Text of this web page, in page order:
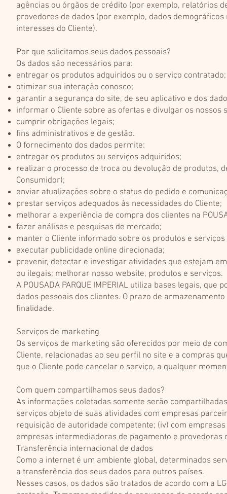
agências ou órgãos de crédito (por exemplo, relatórios
provedores de dados (por exemplo, dados
interesses do Cliente).
Por que solicitamos seus dados pessoais?
Os dados são necessários para:
entregar os produtos adquiridos ou o serviço contratado;
otimizar sua interação conosco;
garantir a segurança do site, de seu aplicativo e dos
informar o Cliente sobre as ofertas e divulgar os nossos
cumprir obrigações legais;
fins administrativos e de gestão.
O fornecimento dos dados permite:
entregar os produtos ou serviços adquiridos;
realizar o processo de troca ou devolução de produtos,
Consumidor);
enviar atualizações sobre o status do pedido e
prestar serviços adequados às necessidades do Cliente;
melhorar a experiência de compra dos clientes na
fazer análises e pesquisas de mercado;
manter o Cliente informado sobre os produtos e
executar publicidade online direcionada;
prevenir, detectar e investigar atividades que estejam
ou ilegais; melhorar nosso website, produtos e serviços.
A POUSADA PARQUE IMPERIAL utiliza bases legais,
dados pessoais dos clientes. O prazo de
finalidade.
Serviços de marketing
Os serviços de marketing são oferecidos por meio de
Cliente, relacionadas ao seu perfil no site e a compras
que o Cliente pode cancelar o serviço, a qualquer
Com quem compartilhamos seus dados?
As informações coletadas somente serão
serviços objeto de suas atividades com empresas
requisição de autoridade competente; (iv) com
empresas intermediadoras de pagamento e
Transferência internacional de dados
Como a internet é um ambiente global, determinados
a transferência dos seus dados para outros países.
Nesses casos, os dados são tratados de acordo com a